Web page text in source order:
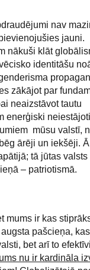
nav
jauni.
nākuši klāt
identitāšu
zākājot par
neaizstāvot tautu
enerģiski
mūsu valstī,
ārēji un iekšēji.
tā jūtas valsts
– patriotismā.
mums ir kas
pašcieņa,
bet arī to
nu ir kardināla